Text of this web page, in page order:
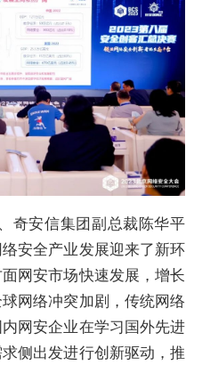
安信集团副总裁陈华平
安全产业发展迎来了新环
网安市场快速发展，增长
网络冲突加剧，传统网络
网安企业在学习国外先进
侧出发进行创新驱动，推